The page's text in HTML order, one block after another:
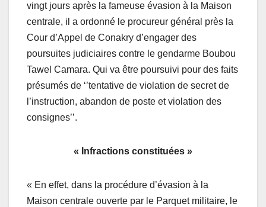
vingt jours après la fameuse évasion à la Maison
centrale, il a ordonné le procureur général près la
Cour d’Appel de Conakry d’engager des
poursuites judiciaires contre le gendarme Boubou
Tawel Camara. Qui va être poursuivi pour des faits
présumés de ‘’tentative de violation de secret de
l’instruction, abandon de poste et violation des
consignes’’.
« Infractions constituées »
« En effet, dans la procédure d’évasion à la
Maison centrale ouverte par le Parquet militaire, le